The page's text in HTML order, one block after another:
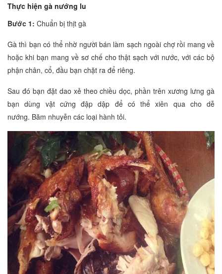
Thực hiện gà nướng lu
Bước 1: Chuẩn bị thịt gà
Gà thì bạn có thể nhờ người bán làm sạch ngoài chợ rồi mang về
hoặc khi bạn mang về sơ chế cho thật sạch với nước, với các bộ
phận chân, cổ, đầu bạn chặt ra để riêng.
Sau đó bạn đặt dao xẻ theo chiều dọc, phần trên xương lưng gà
bạn dùng vật cứng đập dập để có thể xiên qua cho dễ
nướng. Băm nhuyễn các loại hành tỏi.